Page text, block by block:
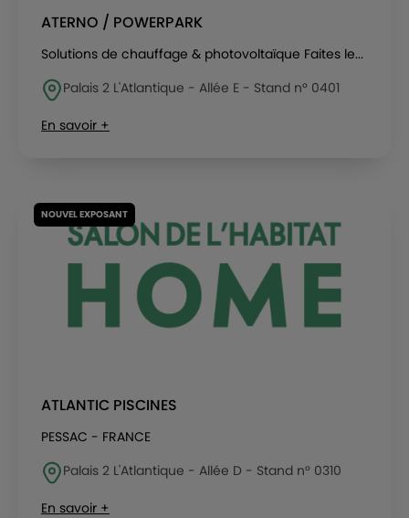
ATERNO / POWERPARK
Solutions de chauffage & photovoltaïque Faites le...
Palais 2 L'Atlantique - Allée E - Stand n° 0401
En savoir +
NOUVEL EXPOSANT
ATLANTIC PISCINES
PESSAC - FRANCE
Palais 2 L'Atlantique - Allée D - Stand n° 0310
En savoir +